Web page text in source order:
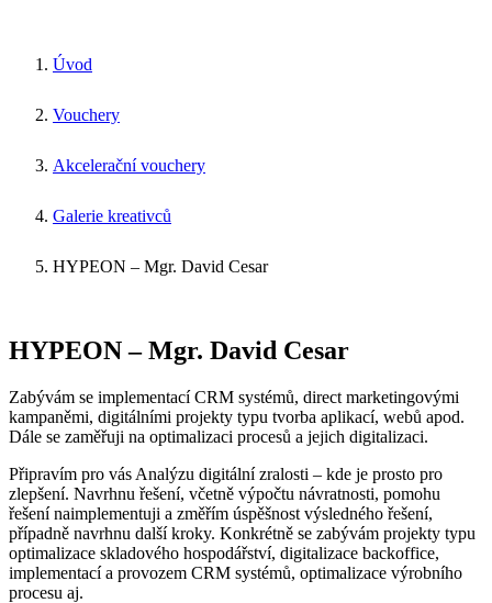
Úvod
Vouchery
Akcelerační vouchery
Galerie kreativců
HYPEON – Mgr. David Cesar
HYPEON – Mgr. David Cesar
Zabývám se implementací CRM systémů, direct marketingovými
kampaněmi, digitálními projekty typu tvorba aplikací, webů apod.
Dále se zaměřuji na optimalizaci procesů a jejich digitalizaci.
Připravím pro vás Analýzu digitální zralosti – kde je prosto pro
zlepšení. Navrhnu řešení, včetně výpočtu návratnosti, pomohu
řešení naimplementuji a změřím úspěšnost výsledného řešení,
případně navrhnu další kroky. Konkrétně se zabývám projekty typu
optimalizace skladového hospodářství, digitalizace backoffice,
implementací a provozem CRM systémů, optimalizace výrobního
procesu aj.